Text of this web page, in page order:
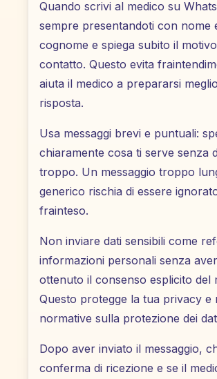
Quando scrivi al medico su
sempre presentandoti con nome
cognome e spiega subito il
contatto. Questo evita
aiuta il medico a prepararsi
risposta.
Usa messaggi brevi e puntuali:
chiaramente cosa ti serve senza
troppo. Un messaggio troppo
generico rischia di essere
frainteso.
Non inviare dati sensibili come
informazioni personali senza
ottenuto il consenso esplicito del
Questo protegge la tua privacy e
normative sulla protezione dei
Dopo aver inviato il messaggio,
conferma di ricezione e se il